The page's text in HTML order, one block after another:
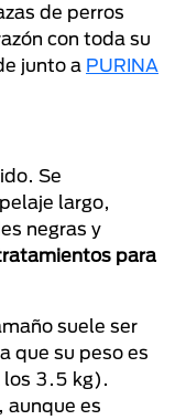
de perros
con toda su
junto a PURINA
Se
largo,
negras y
para
suele ser
que su peso es
los 3.5 kg).
aunque es